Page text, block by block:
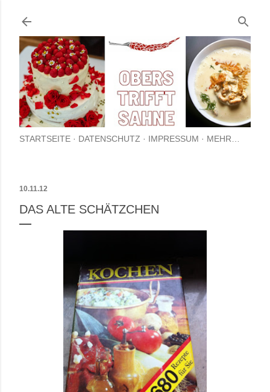
STARTSEITE DATENSCHUTZ IMPRESSUM MEHR…
10.11.12
DAS ALTE SCHÄTZCHEN